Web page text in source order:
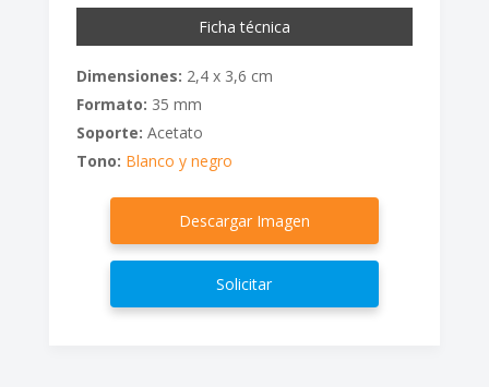
Ficha técnica
Dimensiones: 2,4 x 3,6 cm
Formato: 35 mm
Soporte: Acetato
Tono: Blanco y negro
Descargar Imagen
Solicitar